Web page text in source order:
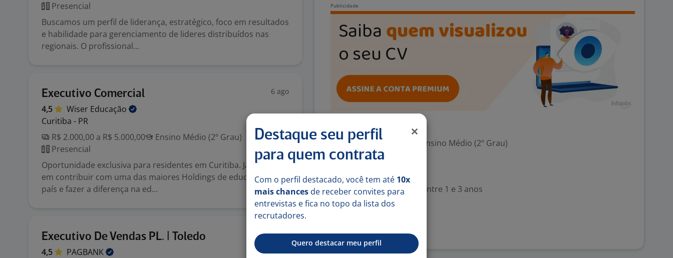
Presencial
Buscamos um perfil de liderança, estratégico, foco em resultados
e habilidade para gerenciamento de lideres distribuídos nas
regionais. O profissional...
Executivo Comercial 6 ago
4,5 Wiser Educação
Curitiba - PR
R$ 2.000,00 a R$ 5.000,00
Ensino Médio (2º Grau)
Presencial
Oportunidade exclusiva para residentes em Curitiba. Já pensou
em contribuir com uma das maiores Holdings de educação do
país e fazer a diferença na ed...
Executivo De Vendas PL. | Toledo 6 ago
4,5
PAGBANK
Escolaridade Mínima: Ensino Médio (2º Grau)
Experiência desejada: Entre 1 e 3 anos
Destaque seu perfil
para quem contrata
Com o perfil destacado, você tem até 10x
mais chances de receber convites para
entrevistas e fica no topo da lista dos
recrutadores.
Quero destacar meu perfil